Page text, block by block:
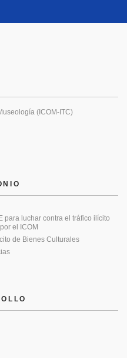
para luchar contra el tráfico ilícito
el ICOM
de Bienes Culturales
(ICOM-ITC)